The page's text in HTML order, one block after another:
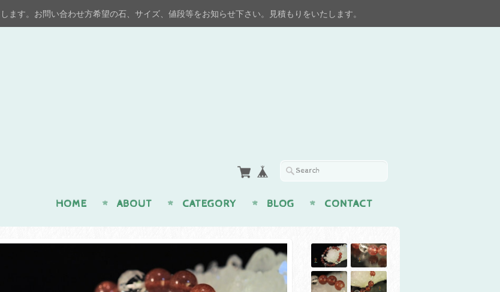
ます。お問い合わせ方希望の石、サイズ、値段等をお知らせ下さい。見積もりをいたします。
HOME ABOUT CATEGORY BLOG CONTACT